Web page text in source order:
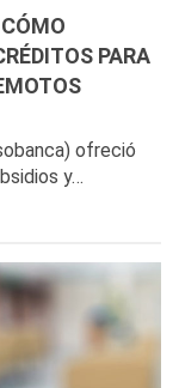
PARA
ofreció
y…